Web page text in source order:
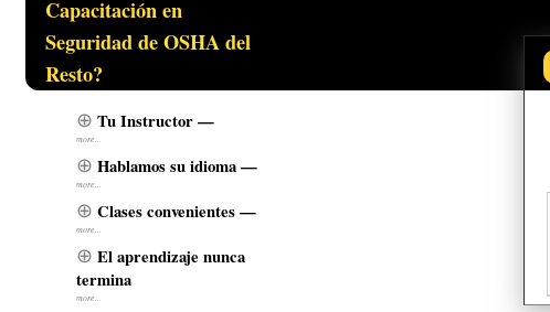
Capacitación en
Seguridad de OSHA del
Resto?
Tu Instructor —
Hablamos su idioma —
Clases convenientes —
El aprendizaje nunca
termina